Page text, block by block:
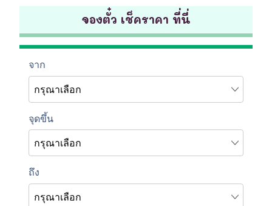
จองตั๋ว เช็คราคา ที่นี่